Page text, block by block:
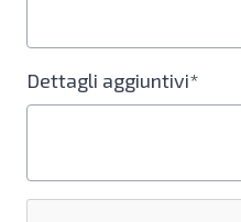
Dettagli aggiuntivi*